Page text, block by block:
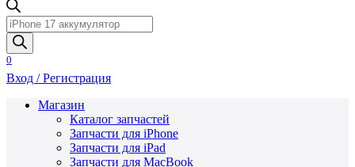
Поиск
товаров
0
Вход / Регистрация
Магазин
Каталог запчастей
Запчасти для iPhone
Запчасти для iPad
Запчасти для MacBook